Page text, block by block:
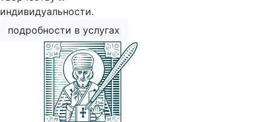
индивидуальности.
подробности в услугах